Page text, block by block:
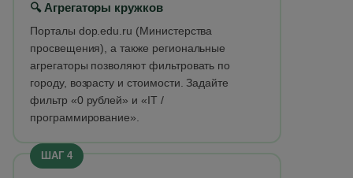
🔍 Агрегаторы кружков
Порталы dop.edu.ru (Министерства
просвещения), а также региональные
агрегаторы позволяют фильтровать по
городу, возрасту и стоимости. Задайте
фильтр «0 рублей» и «IT /
программирование».
ШАГ 4